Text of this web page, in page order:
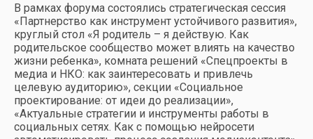
В рамках форума состоялись стратегическая сессия
«Партнерство как инструмент устойчивого развития»,
круглый стол «Я родитель – я действую. Как
родительское сообщество может влиять на качество
жизни ребенка», комната решений «Спецпроекты в
медиа и НКО: как заинтересовать и привлечь
целевую аудиторию», секции «Социальное
проектирование: от идеи до реализации»,
«Актуальные стратегии и инструменты работы в
социальных сетях. Как с помощью нейросети